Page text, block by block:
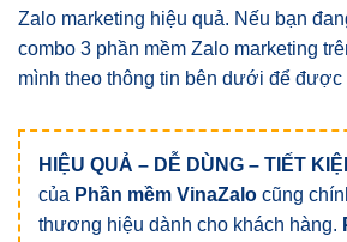
Zalo marketing hiệu quả. Nếu bạn
combo 3 phần mềm Zalo marketing
mình theo thông tin bên dưới để được
HIỆU QUẢ – DỄ DÙNG – TIẾT
của Phần mềm VinaZalo cũng
thương hiệu dành cho khách hàng.